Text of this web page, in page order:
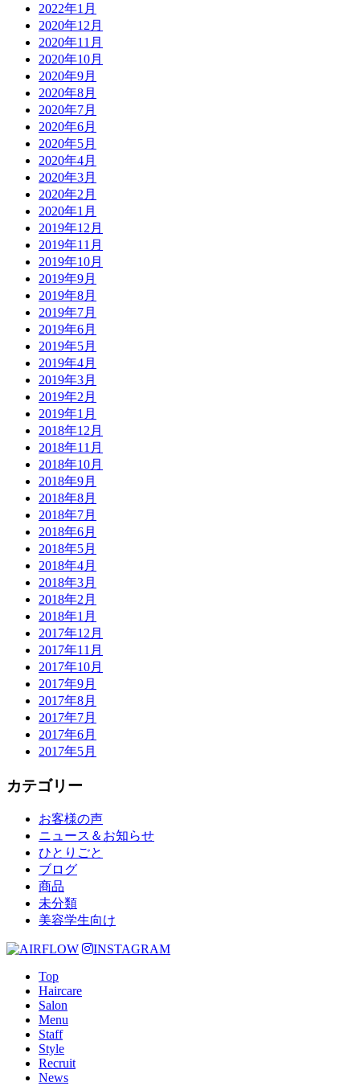
2022年1月
2020年12月
2020年11月
2020年10月
2020年9月
2020年8月
2020年7月
2020年6月
2020年5月
2020年4月
2020年3月
2020年2月
2020年1月
2019年12月
2019年11月
2019年10月
2019年9月
2019年8月
2019年7月
2019年6月
2019年5月
2019年4月
2019年3月
2019年2月
2019年1月
2018年12月
2018年11月
2018年10月
2018年9月
2018年8月
2018年7月
2018年6月
2018年5月
2018年4月
2018年3月
2018年2月
2018年1月
2017年12月
2017年11月
2017年10月
2017年9月
2017年8月
2017年7月
2017年6月
2017年5月
カテゴリー
お客様の声
ニュース＆お知らせ
ひとりごと
ブログ
商品
未分類
美容学生向け
INSTAGRAM
Top
Haircare
Salon
Menu
Staff
Style
Recruit
News